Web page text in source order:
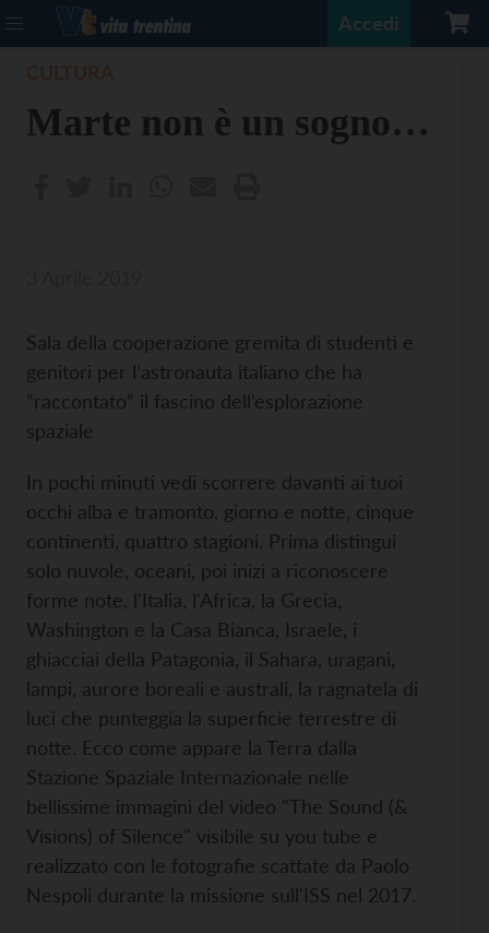
Accedi
Marte non è un sogno…
Sala della cooperazione gremita di studenti e
genitori per l’astronauta italiano che ha
“raccontato” il fascino dell’esplorazione
spaziale
In pochi minuti vedi scorrere davanti ai tuoi
occhi alba e tramonto, giorno e notte, cinque
continenti, quattro stagioni. Prima distingui
solo nuvole, oceani, poi inizi a riconoscere
forme note, l'Italia, l'Africa, la Grecia,
Washington e la Casa Bianca, Israele, i
ghiacciai della Patagonia, il Sahara, uragani,
lampi, aurore boreali e australi, la ragnatela di
luci che punteggia la superficie terrestre di
notte. Ecco come appare la Terra dalla
Stazione Spaziale Internazionale nelle
bellissime immagini del video "The Sound (&
Visions) of Silence" visibile su you tube e
realizzato con le fotografie scattate da Paolo
Nespoli durante la missione sull'ISS nel 2017.